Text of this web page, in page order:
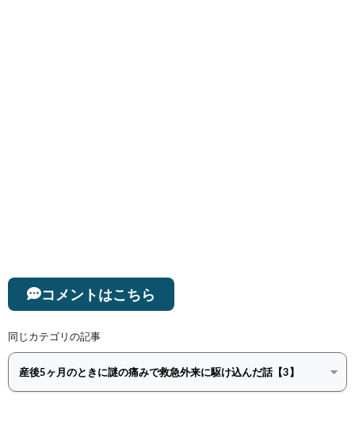
コメントはこちら
同じカテゴリの記事